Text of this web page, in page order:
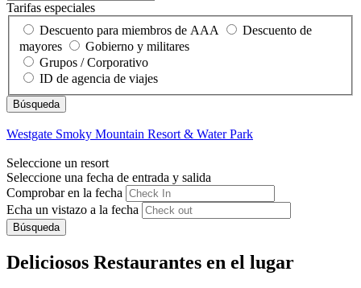
Tarifas especiales
Descuento para miembros de AAA
Descuento de
mayores
Gobierno y militares
Grupos / Corporativo
ID de agencia de viajes
Westgate Smoky Mountain Resort & Water Park
Seleccione un resort
Seleccione una fecha de entrada y salida
Comprobar en la fecha
Echa un vistazo a la fecha
Búsqueda
Deliciosos Restaurantes en el lugar